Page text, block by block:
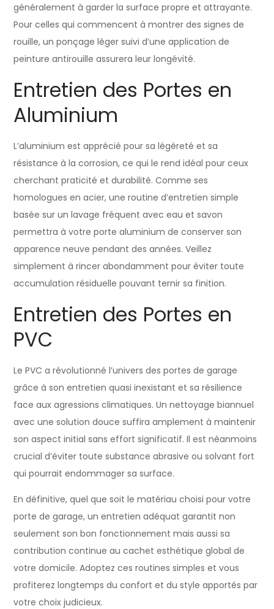
généralement à garder la surface propre et attrayante.
Pour celles qui commencent à montrer des signes de
rouille, un ponçage léger suivi d’une application de
peinture antirouille assurera leur longévité.
Entretien des Portes en
Aluminium
L’aluminium est apprécié pour sa légèreté et sa
résistance à la corrosion, ce qui le rend idéal pour ceux
cherchant praticité et durabilité. Comme ses
homologues en acier, une routine d’entretien simple
basée sur un lavage fréquent avec eau et savon
permettra à votre porte aluminium de conserver son
apparence neuve pendant des années. Veillez
simplement à rincer abondamment pour éviter toute
accumulation résiduelle pouvant ternir sa finition.
Entretien des Portes en
PVC
Le PVC a révolutionné l’univers des portes de garage
grâce à son entretien quasi inexistant et sa résilience
face aux agressions climatiques. Un nettoyage biannuel
avec une solution douce suffira amplement à maintenir
son aspect initial sans effort significatif. Il est néanmoins
crucial d’éviter toute substance abrasive ou solvant fort
qui pourrait endommager sa surface.
En définitive, quel que soit le matériau choisi pour votre
porte de garage, un entretien adéquat garantit non
seulement son bon fonctionnement mais aussi sa
contribution continue au cachet esthétique global de
votre domicile. Adoptez ces routines simples et vous
profiterez longtemps du confort et du style apportés par
votre choix judicieux.